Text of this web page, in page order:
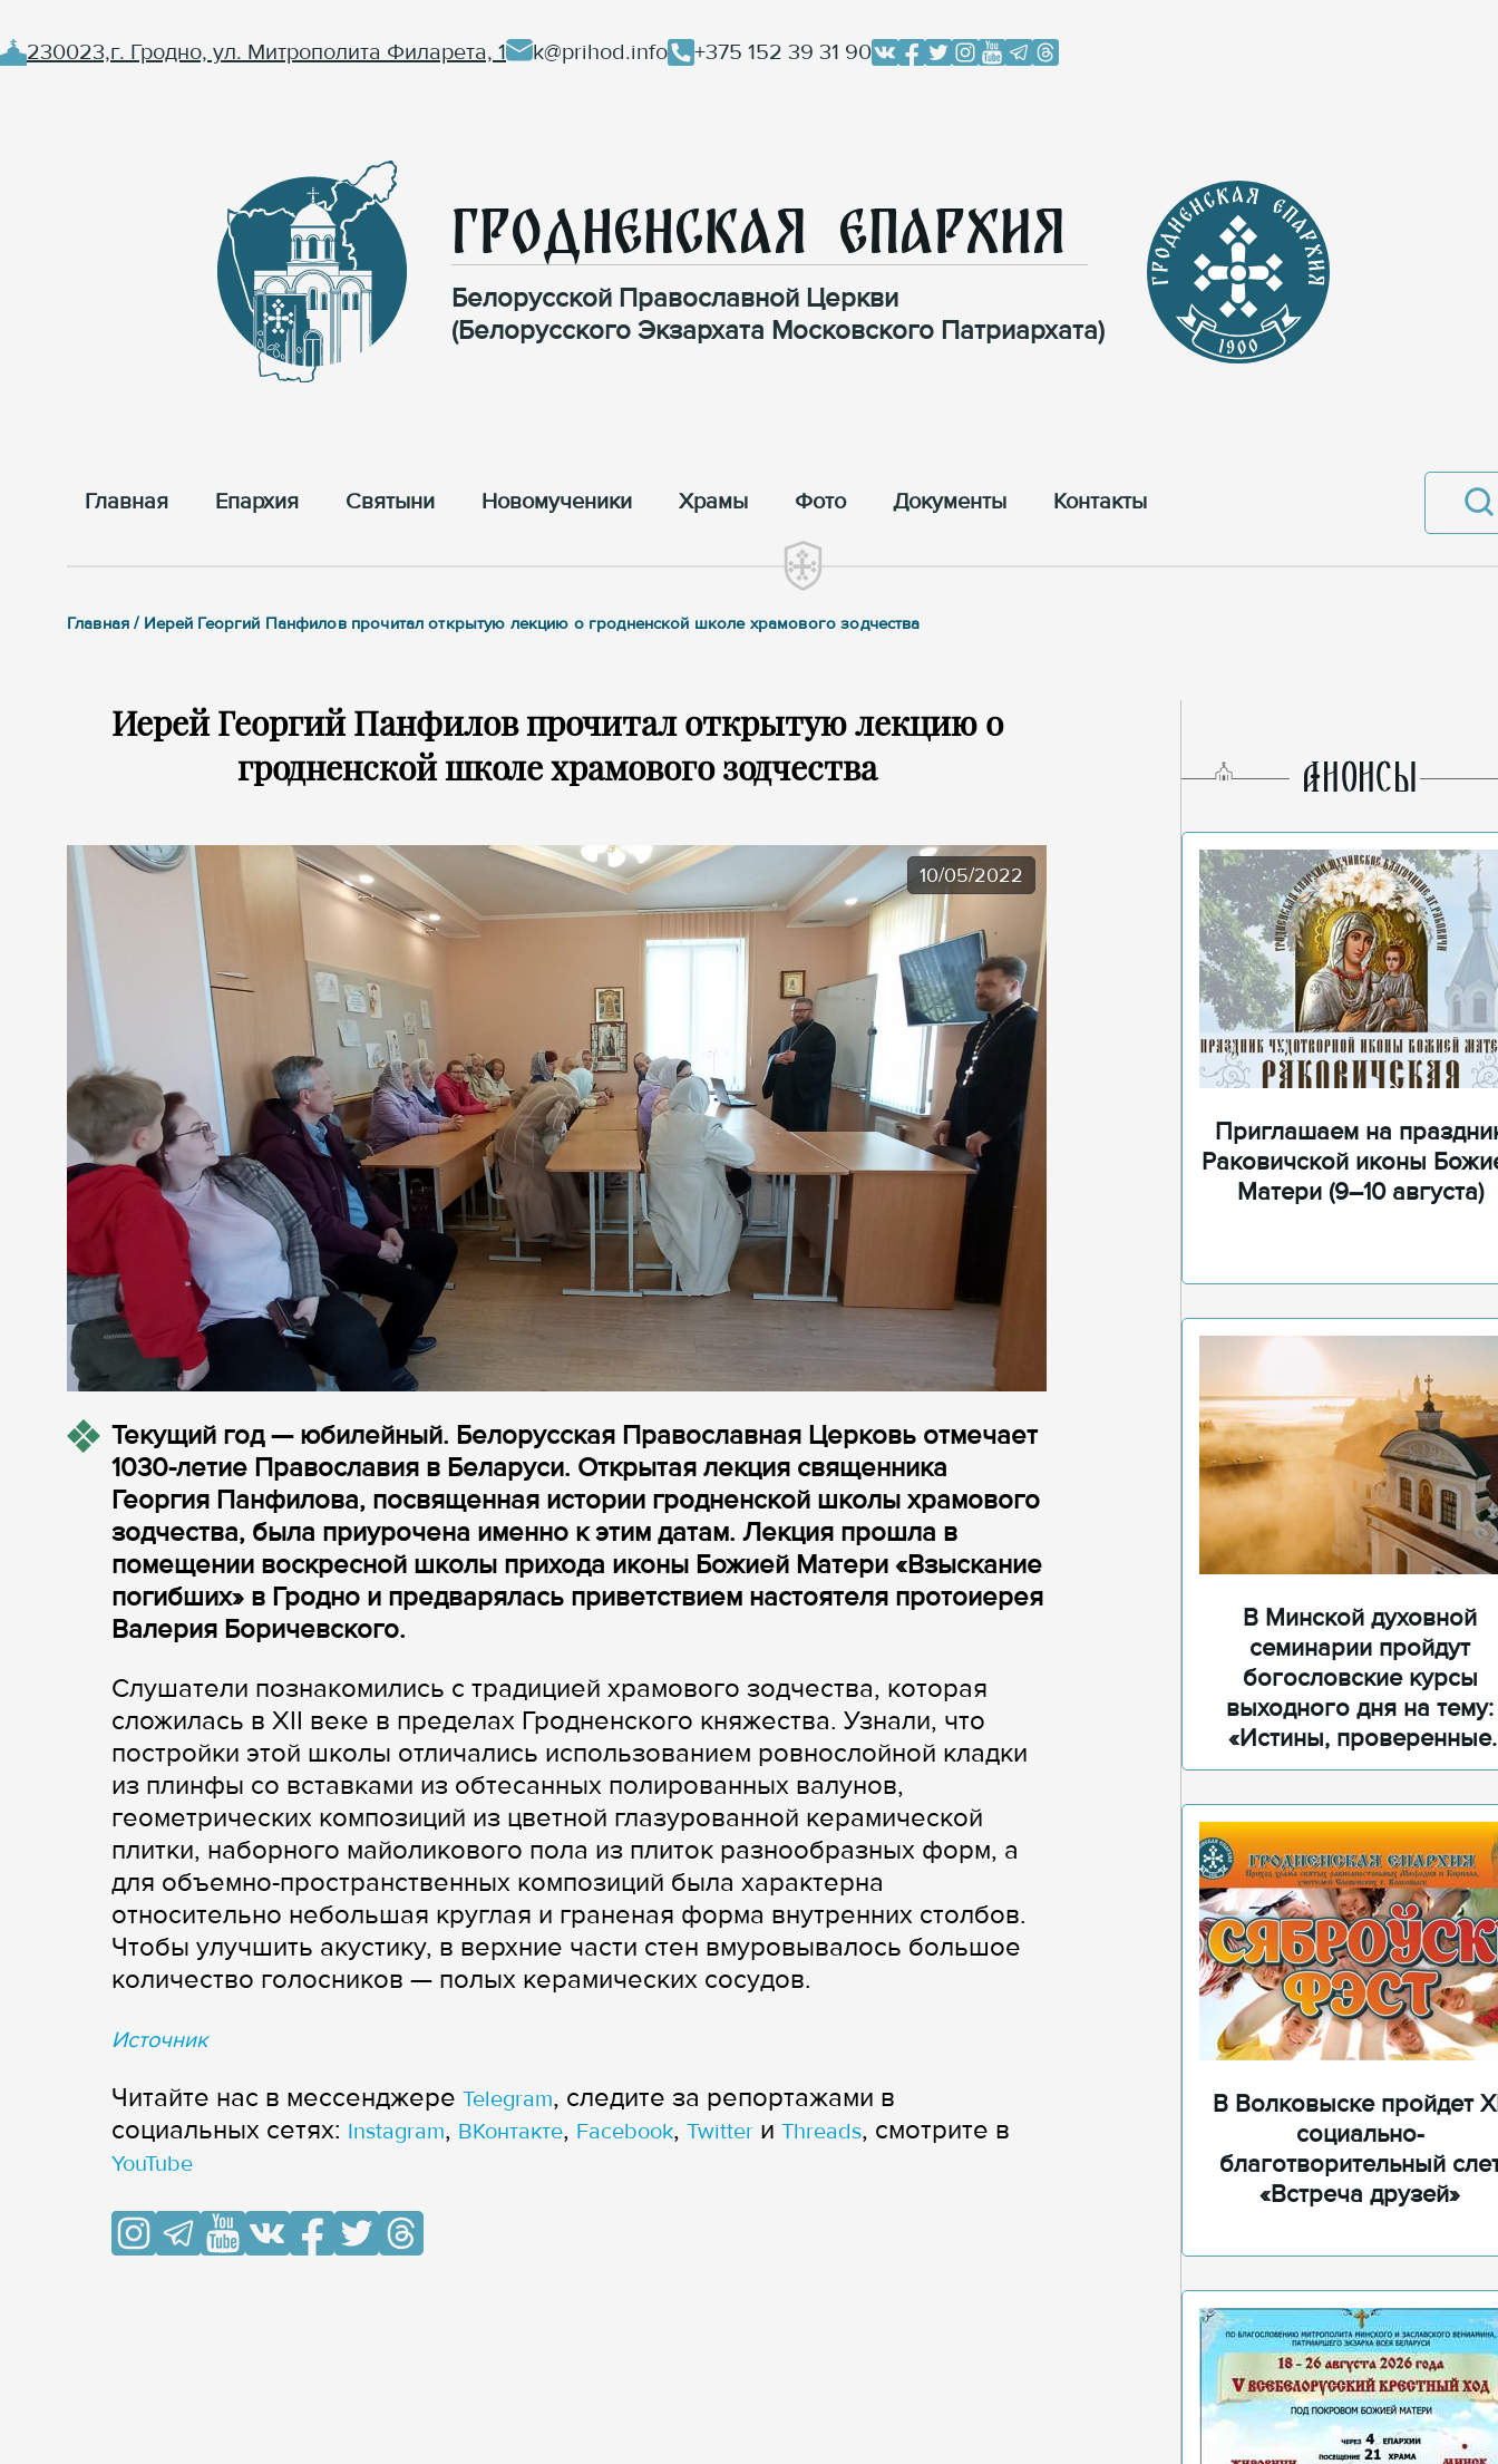
230023,г. Гродно, ул. Митрополита Филарета, 1 k@prihod.info +375 152 39 31 90
Гродненская Епархия
Белорусской Православной Церкви
(Белорусского Экзархата Московского Патриархата)
Главная Епархия Cвятыни Новомученики Храмы Фото Документы Контакты
Главная / Иерей Георгий Панфилов прочитал открытую лекцию о гродненской школе храмового зодчества
Иерей Георгий Панфилов прочитал открытую лекцию о
гродненской школе храмового зодчества
10/05/2022
Текущий год — юбилейный. Белорусская Православная Церковь отмечает
1030-летие Православия в Беларуси. Открытая лекция священника
Георгия Панфилова, посвященная истории гродненской школы храмового
зодчества, была приурочена именно к этим датам. Лекция прошла в
помещении воскресной школы прихода иконы Божией Матери «Взыскание
погибших» в Гродно и предварялась приветствием настоятеля протоиерея
Валерия Боричевского.
Слушатели познакомились с традицией храмового зодчества, которая
сложилась в XII веке в пределах Гродненского княжества. Узнали, что
постройки этой школы отличались использованием ровнослойной кладки
из плинфы со вставками из обтесанных полированных валунов,
геометрических композиций из цветной глазурованной керамической
плитки, наборного майоликового пола из плиток разнообразных форм, а
для объемно-пространственных композиций была характерна
относительно небольшая круглая и граненая форма внутренних столбов.
Чтобы улучшить акустику, в верхние части стен вмуровывалось большое
количество голосников — полых керамических сосудов.
Источник
Читайте нас в мессенджере Telegram, следите за репортажами в
cоциальных сетях: Instagram, ВКонтакте, Facebook, Twitter и Threads, смотрите в
YouTube
AНОНСЫ
Приглашаем на
Раковичской иконы
Матери (9–10 августа)
В Минской духовной
семинарии пройдут
богословские курсы
выходного дня на тему:
«Истины, проверенные
временем»
В Волковыске пройдет
социально-
благотворительный
«Встреча друзей»